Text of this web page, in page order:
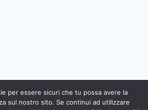
per essere sicuri che tu possa avere la
sul nostro sito. Se continui ad utilizzare